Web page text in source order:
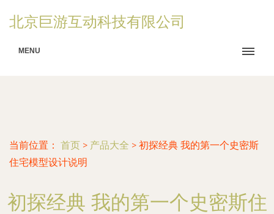
北京巨游互动科技有限公司
MENU
当前位置： 首页 > 产品大全 > 初探经典 我的第一个史密斯
住宅模型设计说明
初探经典 我的第一个史密斯住